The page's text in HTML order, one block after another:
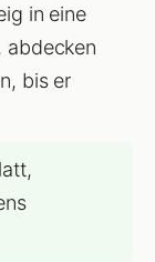
in eine
abdecken
bis er